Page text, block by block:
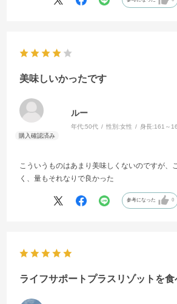
美味しいかったです
ルー
年代:50代 性別:女性 身長:161～
こういうものはあまり美味しくないのですが、
く、量もそれなりで良かった
参考になった 0
ライフサポートプラスリゾットを食